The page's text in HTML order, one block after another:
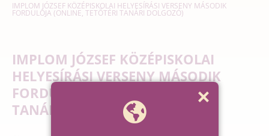
IMPLOM JÓZSEF KÖZÉPISKOLAI HELYESÍRÁSI VERSENY MÁSODIK
FORDULÓJA (ONLINE, TETŐTÉRI TANÁRI DOLGOZÓ)
IMPLOM JÓZSEF KÖZÉPISKOLAI
HELYESÍRÁSI VERSENY MÁSODIK
FORDULÓJA (ONLINE, TETŐTÉRI
TANÁRI DOLGOZÓ)